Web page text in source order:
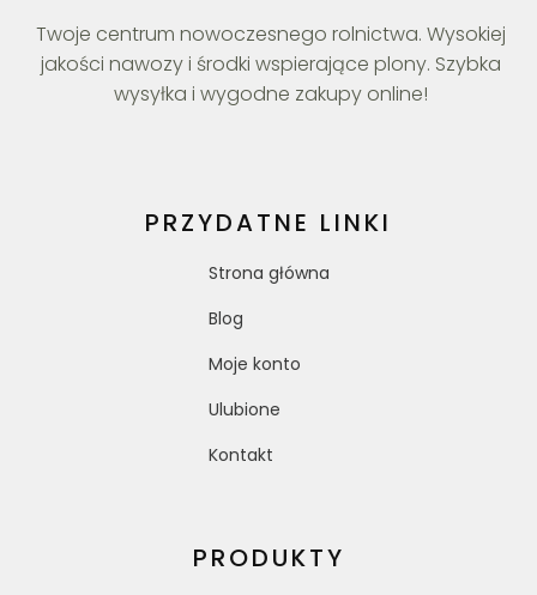
Twoje centrum nowoczesnego rolnictwa. Wysokiej
jakości nawozy i środki wspierające plony. Szybka
wysyłka i wygodne zakupy online!
PRZYDATNE LINKI
Strona główna
Blog
Moje konto
Ulubione
Kontakt
PRODUKTY